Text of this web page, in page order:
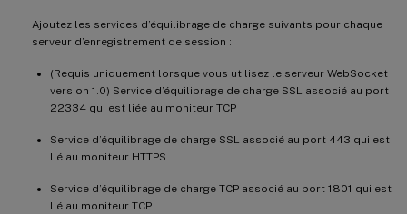
Ajoutez les services d’équilibrage de charge suivants pour chaque
serveur d’enregistrement de session :
(Requis uniquement lorsque vous utilisez le serveur WebSocket
version 1.0) Service d’équilibrage de charge SSL associé au port
22334 qui est liée au moniteur TCP
Service d’équilibrage de charge SSL associé au port 443 qui est
lié au moniteur HTTPS
Service d’équilibrage de charge TCP associé au port 1801 qui est
lié au moniteur TCP